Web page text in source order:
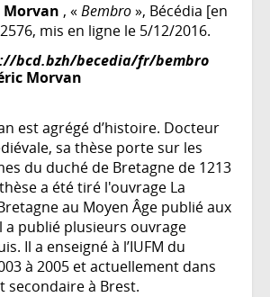
Morvan , «Bembro», Bécédia [en
mis en ligne le 5/12/2016.
bcd.bzh/becedia/fr/bembro
Morvan
est agrégé d’histoire. Docteur
sa thèse porte sur les
du duché de Bretagne de 1213
a été tiré l'ouvrage La
au Moyen Âge publié aux
a publié plusieurs ouvrage
Il a enseigné à l’IUFM du
à 2005 et actuellement dans
secondaire à Brest.